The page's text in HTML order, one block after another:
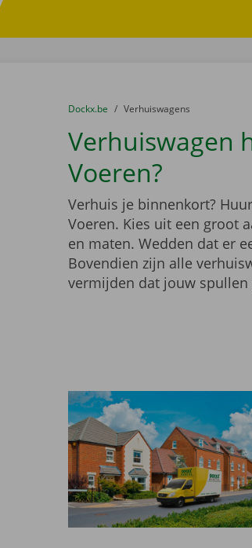
U bevindt zich hier:
van
Dockx.be naar
Verhuiswagens
Verhuiswagen
Voeren?
Verhuis je binnenkort?
Voeren. Kies uit een groot
en maten. Wedden dat er
Bovendien zijn alle
vermijden dat jouw